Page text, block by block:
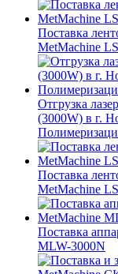
Поставка
MetMachine
Отгрузка
(3000W) в г.
Поставка
MetMachine
Поставка
MLW-3000N